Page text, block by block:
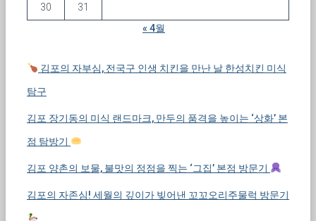
30
31
« 4월
김포의 자부심, 전국구 인생 치킨을 만난 날 한성치킨 미식
탐구
김포 장기동의 미식 랜드마크, 만두의 품격을 높이는 ‘상화’ 본
점 탐방기
김포 양촌의 보물, 불맛의 정점을 찍는 ‘그집’ 본점 방문기
김포의 자존심! 세월의 깊이가 빚어낸 꼬꼬오리주물럭 방문기